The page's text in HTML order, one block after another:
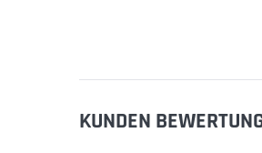
KUNDEN